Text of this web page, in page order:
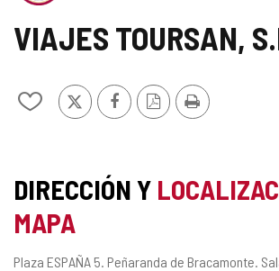
VIAJES TOURSAN,
Añadir/quitar
X FacebookVersión
PDF
Imprimir
TURISMO
DE
CONFIANZA
el
CONFIANZA
TURÍSTICA
LEÓN
DIRECCIÓN Y
MAPA
Dirección
Plaza ESPAÑA 5. Peñaranda de Bracamonte.